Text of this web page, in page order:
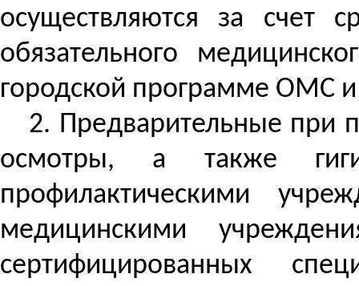
осуществляются за счет
обязательного
городской программе ОМС
2. Предварительные при
осмотры, а также
профилактическими
медицинскими
сертифицированных